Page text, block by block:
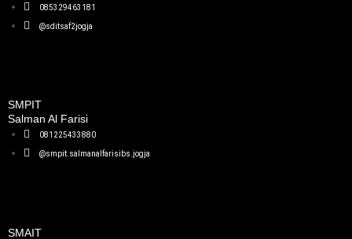
085329463181
@sditsaf2jogja
SMPIT
Salman Al Farisi
081225433880
@smpit.salmanalfarisibs.jogja
SMAIT